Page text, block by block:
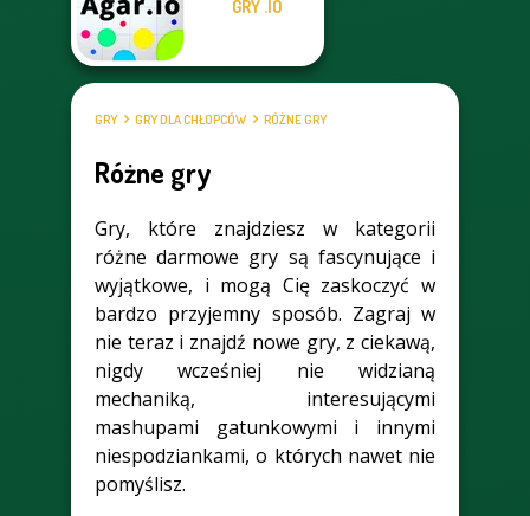
GRY .IO
GRY GRY DLA CHŁOPCÓW RÓŻNE GRY
Różne gry
Gry, które znajdziesz w kategorii
różne darmowe gry są fascynujące i
wyjątkowe, i mogą Cię zaskoczyć w
bardzo przyjemny sposób. Zagraj w
nie teraz i znajdź nowe gry, z ciekawą,
nigdy wcześniej nie widzianą
mechaniką, interesującymi
mashupami gatunkowymi i innymi
niespodziankami, o których nawet nie
pomyślisz.